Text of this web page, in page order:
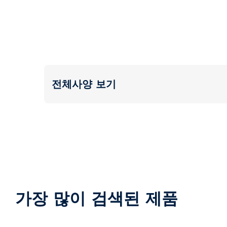
전체사양 보기
가장 많이 검색된 제품